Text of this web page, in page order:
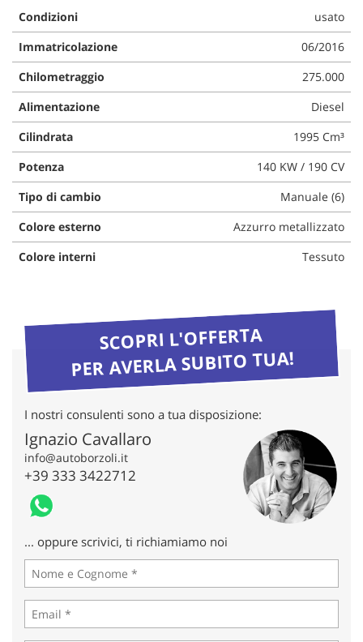
Condizioni
usato
Immatricolazione
06/2016
Chilometraggio
275.000
Alimentazione
Diesel
Cilindrata
1995 Cm³
Potenza
140 KW / 190 CV
Tipo di cambio
Manuale (6)
Colore esterno
Azzurro metallizzato
Colore interni
Tessuto
SCOPRI L'OFFERTA
PER AVERLA SUBITO TUA!
I nostri consulenti sono a tua disposizione:
Ignazio Cavallaro
info@autoborzoli.it
+39 333 3422712
... oppure scrivici, ti richiamiamo noi
questi
strumenti
di
tracciamento
si
rimanda
alla
cookie
policy.
Puoi
rivedere
e
modificare
le
tue
scelte
Cookie necessari
Cookie delle preferenze
Cookie per il miglioramento dell'esperienza utente
Cookie analitici
Cookie di marketing